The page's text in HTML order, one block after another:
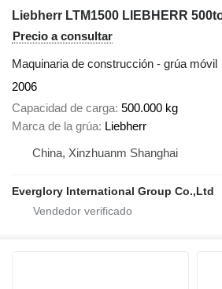
Liebherr LTM1500 LIEBHERR
Precio a consultar
Maquinaria de construcción - grúa móvil
2006
Capacidad de carga 500.000 kg
Marca de la grúa Liebherr
China, Xinzhuanm Shanghai
Everglory International Group Co.,Ltd